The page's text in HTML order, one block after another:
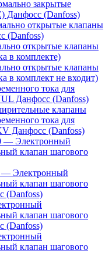
закрытые
Данфосс (Danfoss)
открытые клапаны
(Danfoss)
открытые клапаны
в комплекте)
открытые клапаны
в комплект не входит)
тока для
Данфосс (Danfoss)
клапаны
тока для
Данфосс (Danfoss)
— Электронный
клапан шагового
— Электронный
клапан шагового
(Danfoss)
клапан шагового
(Danfoss)
клапан шагового